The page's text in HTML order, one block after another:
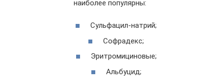
наиболее популярны:
Сульфацил-натрий;
Софрадекс;
Эритромициновые;
Альбуцид;